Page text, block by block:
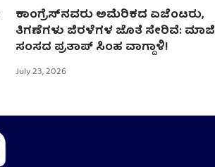
ಕಾಂಗ್ರೆಸ್‌ನವರು ಅಮೆರಿಕದ ಏಜೆಂಟರು,
ತಿಗಣೆಗಳು ಜಿರಳೆಗಳ ಜೊತೆ ಸೇರಿವೆ: ಮಾಜಿ
ಸಂಸದ ಪ್ರತಾಪ್ ಸಿಂಹ ವಾಗ್ದಾಳಿ!
July 23, 2026